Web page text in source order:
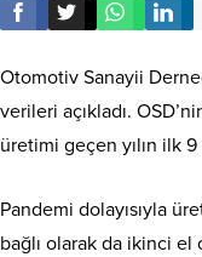
Otomotiv Sanayii
verileri açıkladı.
üretimi geçen yılın ilk 9
Pandemi dolayısıyla
bağlı olarak da ikinci el